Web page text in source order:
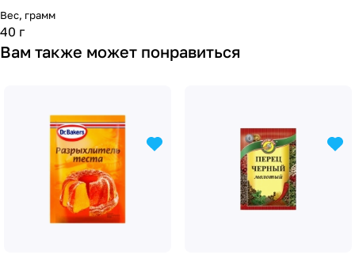
Вес, грамм
40 г
Вам также может понравиться